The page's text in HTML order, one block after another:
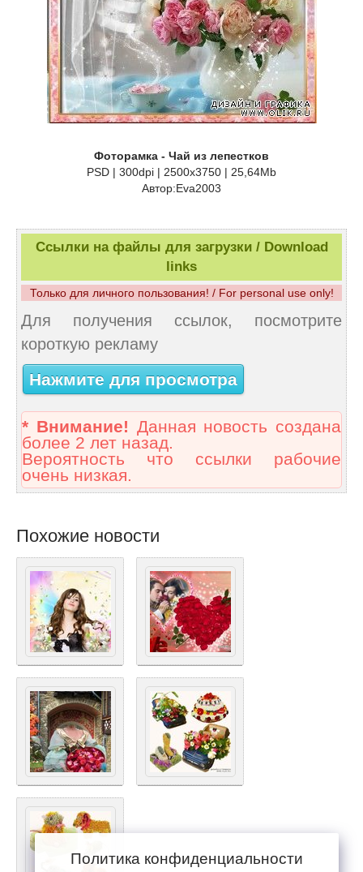
Фоторамка - Чай из лепестков
PSD | 300dpi | 2500x3750 | 25,64Mb
Автор:Eva2003
Ссылки на файлы для загрузки / Download
links
Только для личного пользования! / For personal use only!
Для получения ссылок, посмотрите
короткую рекламу
Нажмите для просмотра
* Внимание! Данная новость создана
более 2 лет назад.
Вероятность что ссылки рабочие
очень низкая.
Похожие новости
Политика конфиденциальности